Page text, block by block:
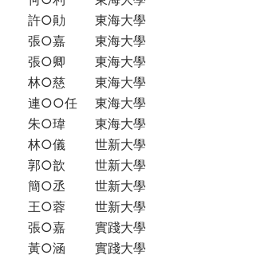
許○勛 東海大學
張○嘉 東海大學
張○卿 東海大學
林○慈 東海大學
連○○任 東海大學
朱○瑋 東海大學
林○儀 世新大學
郭○歆 世新大學
簡○丞 世新大學
王○蓉 世新大學
張○嘉 實踐大學
黃○涵 實踐大學